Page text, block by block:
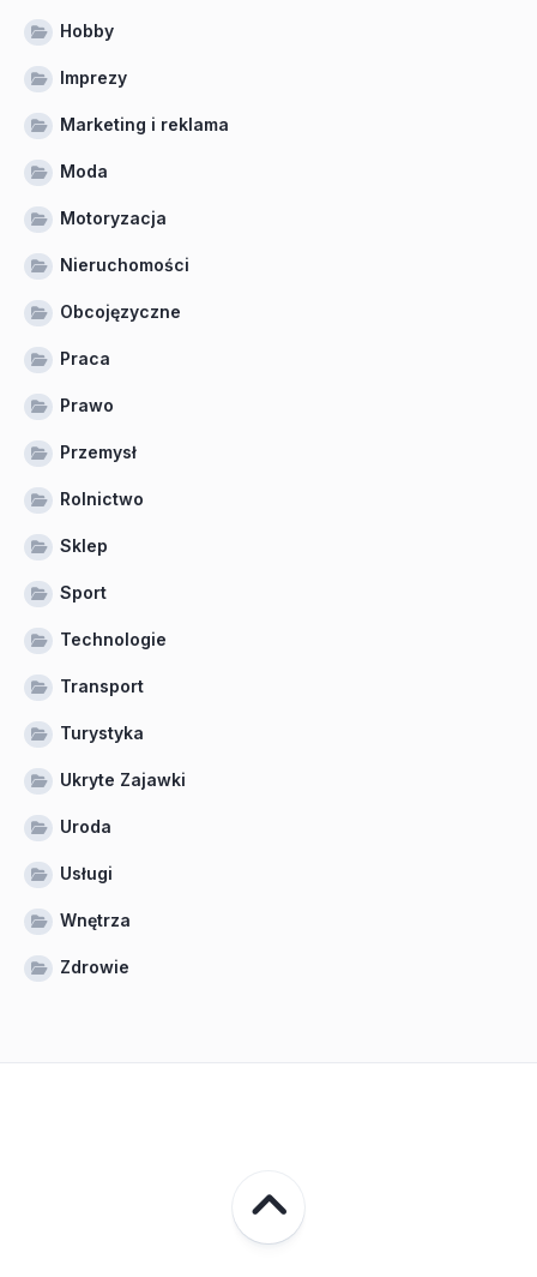
Hobby
Imprezy
Marketing i reklama
Moda
Motoryzacja
Nieruchomości
Obcojęzyczne
Praca
Prawo
Przemysł
Rolnictwo
Sklep
Sport
Technologie
Transport
Turystyka
Ukryte Zajawki
Uroda
Usługi
Wnętrza
Zdrowie